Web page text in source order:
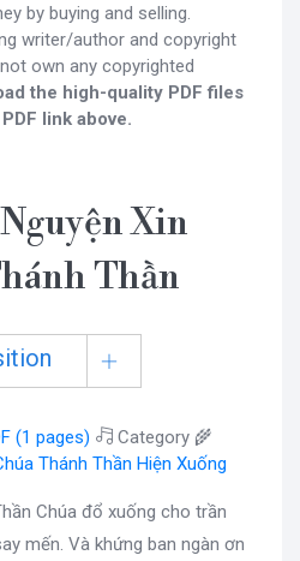
by buying and selling.
writer/author and copyright
own any copyrighted
the high-quality PDF files
link above.
Xin
Thần
(1 pages)
Category 🌾
Thánh Thần Hiện Xuống
Chúa đổ xuống cho trần
mến. Và khứng ban ngàn ơn